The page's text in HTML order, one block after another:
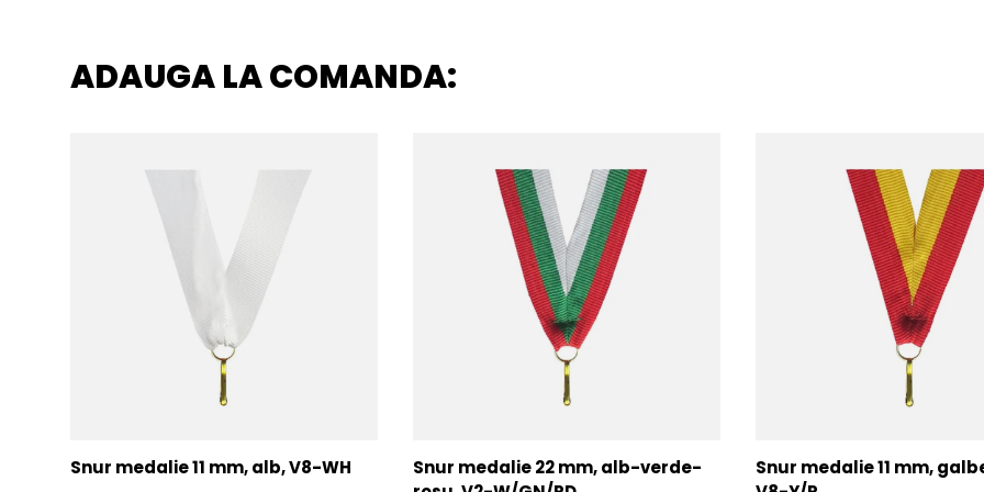
ADAUGA LA COMANDA:
Snur medalie 11 mm, alb, V8-WH
Snur medalie 22 mm, alb-verde-
Snur medalie 11 mm,